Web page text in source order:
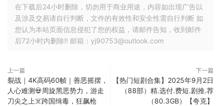
在下载后24小时删除，切勿用于商业用途，内容如出现广告以
及涉及交易请自行判断，文件的有效性和安全性需自行判断 如
您认为本站页面信息侵犯了您的权益，请邮件告知，收到邮件
后72小时内删除!! 邮箱：yj90753@outlook.com
上一篇
裂战｜4K高码60帧｜善恶摇摆，
人心难测💀周旋黑恶势力，游走
刀尖之上☠️跨国缉毒，狂飙枪
下一篇
【热门短剧合集】2025年9月2日
（88部）精.选付.费短.剧推.荐
（80.3GB）【夸克】